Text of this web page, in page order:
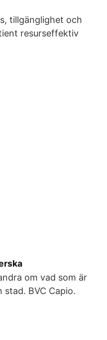
tillgänglighet och
resurseffektiv
om vad som är
BVC Capio.